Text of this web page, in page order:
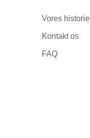
Vores historie
Kontakt os
FAQ